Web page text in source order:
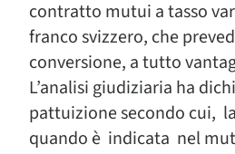
contratto mutui a tasso
franco svizzero, che
conversione, a tutto
L’analisi giudiziaria ha
pattuizione secondo cui,
quando è indicata nel